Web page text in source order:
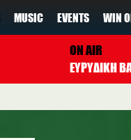
MUSIC EVENTS WIN
ON AIR
ΕΥΡΥΔΙΚΗ